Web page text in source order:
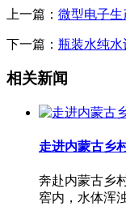
上一篇： 微型电子生
下一篇： 瓶装水纯水
相关新闻
走进内蒙古乡
奔赴内蒙古乡
窖内，水体浑